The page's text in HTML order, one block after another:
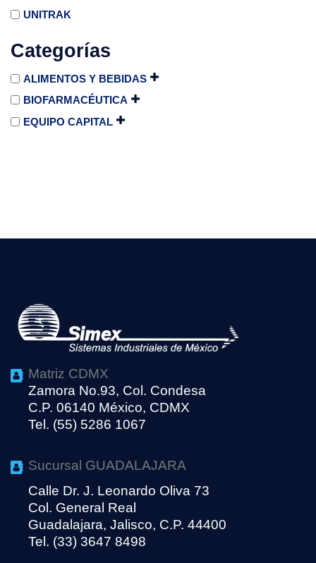
UNITRAK
Categorías
ALIMENTOS Y BEBIDAS
BIOFARMACÉUTICA
EQUIPO CAPITAL
Matriz CDMX
Zamora No.93, Col. Condesa
C.P. 06140 México, CDMX
Tel. (55) 5286 1067
Sucursal GUADALAJARA
Calle Dr. J. Leonardo Oliva 73
Col. General Real
Guadalajara, Jalisco, C.P. 44400
Tel. (33) 3647 8498